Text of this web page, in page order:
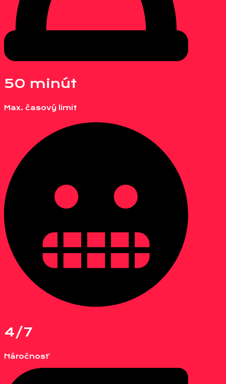
50 minút
Max. časový limit
4/7
Náročnosť